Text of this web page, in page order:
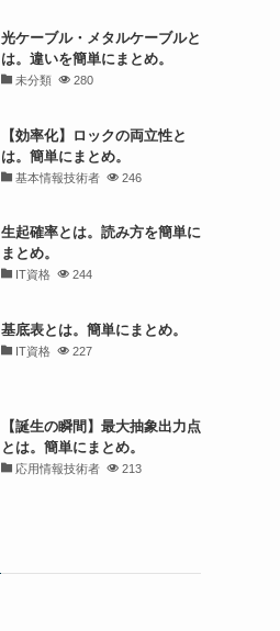
光ケーブル・メタルケーブルと
は。違いを簡単にまとめ。
未分類 280
【効率化】ロックの両立性と
は。簡単にまとめ。
基本情報技術者 246
生起確率とは。読み方を簡単に
まとめ。
IT資格 244
基底表とは。簡単にまとめ。
IT資格 227
【誕生の瞬間】最大抽象出力点
とは。簡単にまとめ。
応用情報技術者 213